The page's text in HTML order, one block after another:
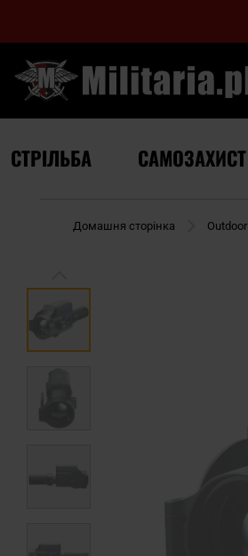
СТРІЛЬБА САМОЗАХИСТ
Домашня сторінка Outdoor